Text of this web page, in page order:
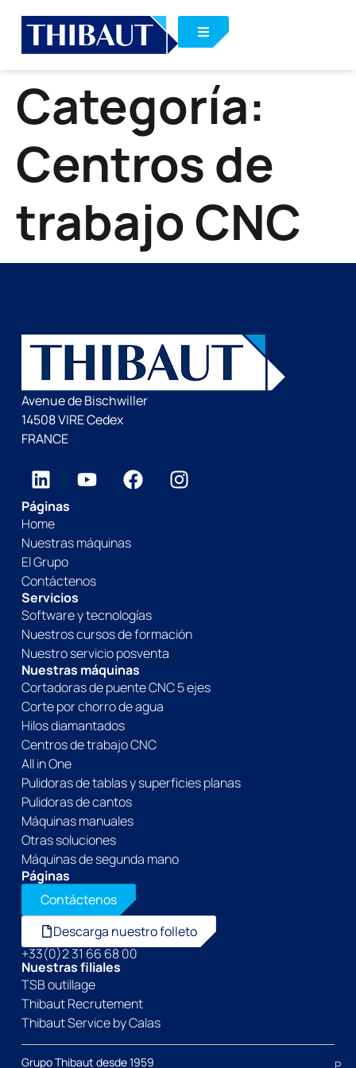
Categoría:
Centros de
trabajo CNC
Avenue de Bischwiller
14508 VIRE Cedex
FRANCE
Páginas
Home
Nuestras máquinas
El Grupo
Contáctenos
Servicios
Software y tecnologías
Nuestros cursos de formación
Nuestro servicio posventa
Nuestras máquinas
Cortadoras de puente CNC 5 ejes
Corte por chorro de agua
Hilos diamantados
Centros de trabajo CNC
All in One
Pulidoras de tablas y superficies planas
Pulidoras de cantos
Máquinas manuales
Otras soluciones
Máquinas de segunda mano
Páginas
Contáctenos
Descarga nuestro folleto
+33(0)2 31 66 68 00
Nuestras filiales
TSB outillage
Thibaut Recrutement
Thibaut Service by Calas
Grupo Thibaut desde 1959